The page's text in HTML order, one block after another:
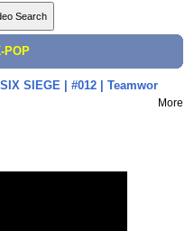
POP
SIEGE | #012 | Teamwor
More